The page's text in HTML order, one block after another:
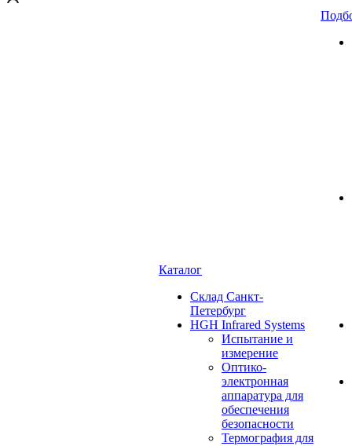
Каталог
Cклад Санкт-
Петербург
HGH Infrared Systems
Испытание и
измерение
Оптико-
электронная
аппаратура для
обеспечения
безопасности
Термография для